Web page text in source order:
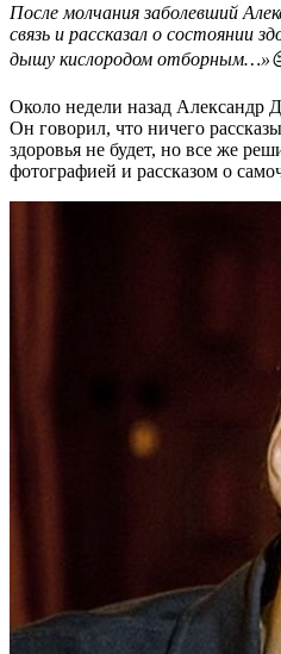
После молчания заболевший
связь и рассказал о состоянии
дышу кислородом
Около недели назад Александр
Он говорил, что ничего
здоровья не будет, но все же
фотографией и рассказом о